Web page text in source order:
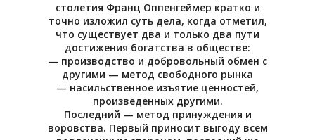
столетия Франц Оппенгеймер кратко и
точно изложил суть дела, когда отметил,
что существует два и только два пути
достижения богатства в обществе:
— производство и добровольный обмен с
другими — метод свободного рынка
— насильственное изъятие ценностей,
произведенных другими.
Последний — метод принуждения и
воровства. Первый приносит выгоду всем